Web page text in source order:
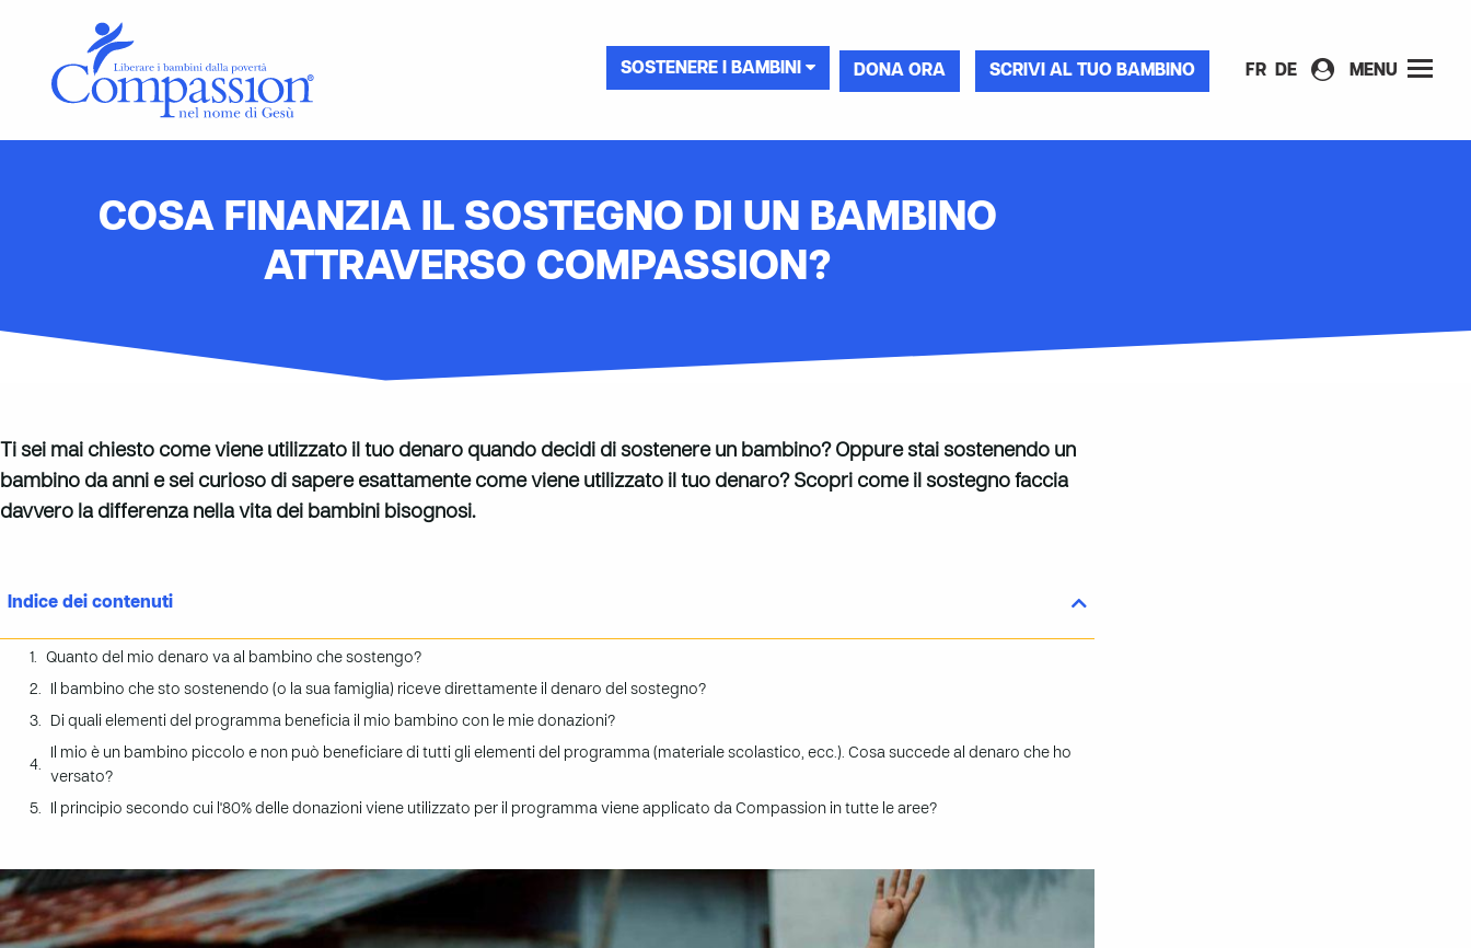
SOSTENERE I BAMBINI DONA ORA SCRIVI AL TUO BAMBINO FR DE MENU
COSA FINANZIA IL SOSTEGNO DI UN BAMBINO
ATTRAVERSO COMPASSION?
Ti sei mai chiesto come viene utilizzato il tuo denaro quando decidi di sostenere un bambino? Oppure stai sostenendo un
bambino da anni e sei curioso di sapere esattamente come viene utilizzato il tuo denaro? Scopri come il sostegno faccia
davvero la differenza nella vita dei bambini bisognosi.
Indice dei contenuti
Quanto del mio denaro va al bambino che sostengo?
Il bambino che sto sostenendo (o la sua famiglia) riceve direttamente il denaro del sostegno?
Di quali elementi del programma beneficia il mio bambino con le mie donazioni?
Il mio è un bambino piccolo e non può beneficiare di tutti gli elementi del programma (materiale scolastico, ecc.). Cosa succede al denaro che ho
versato?
Il principio secondo cui l'80% delle donazioni viene utilizzato per il programma viene applicato da Compassion in tutte le aree?